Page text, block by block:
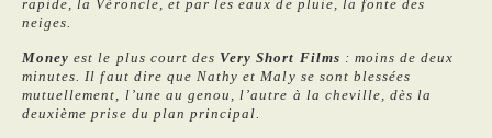
rapide, la Véroncle, et par les eaux de pluie, la fonte des
neiges.
Money est le plus court des Very Short Films : moins de deux
minutes. Il faut dire que Nathy et Maly se sont blessées
mutuellement, l’une au genou, l’autre à la cheville, dès la
deuxième prise du plan principal.